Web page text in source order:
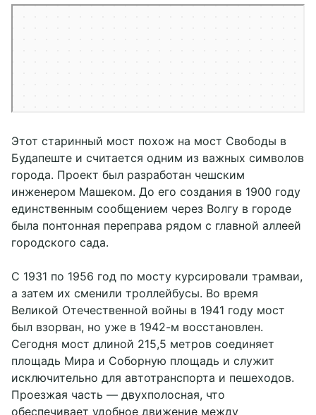
Этот старинный мост похож на мост Свободы в
Будапеште и считается одним из важных символов
города. Проект был разработан чешским
инженером Машеком. До его создания в 1900 году
единственным сообщением через Волгу в городе
была понтонная переправа рядом с главной аллеей
городского сада.
С 1931 по 1956 год по мосту курсировали трамваи,
а затем их сменили троллейбусы. Во время
Великой Отечественной войны в 1941 году мост
был взорван, но уже в 1942-м восстановлен.
Сегодня мост длиной 215,5 метров соединяет
площадь Мира и Соборную площадь и служит
исключительно для автотранспорта и пешеходов.
Проезжая часть — двухполосная, что
обеспечивает удобное движение между